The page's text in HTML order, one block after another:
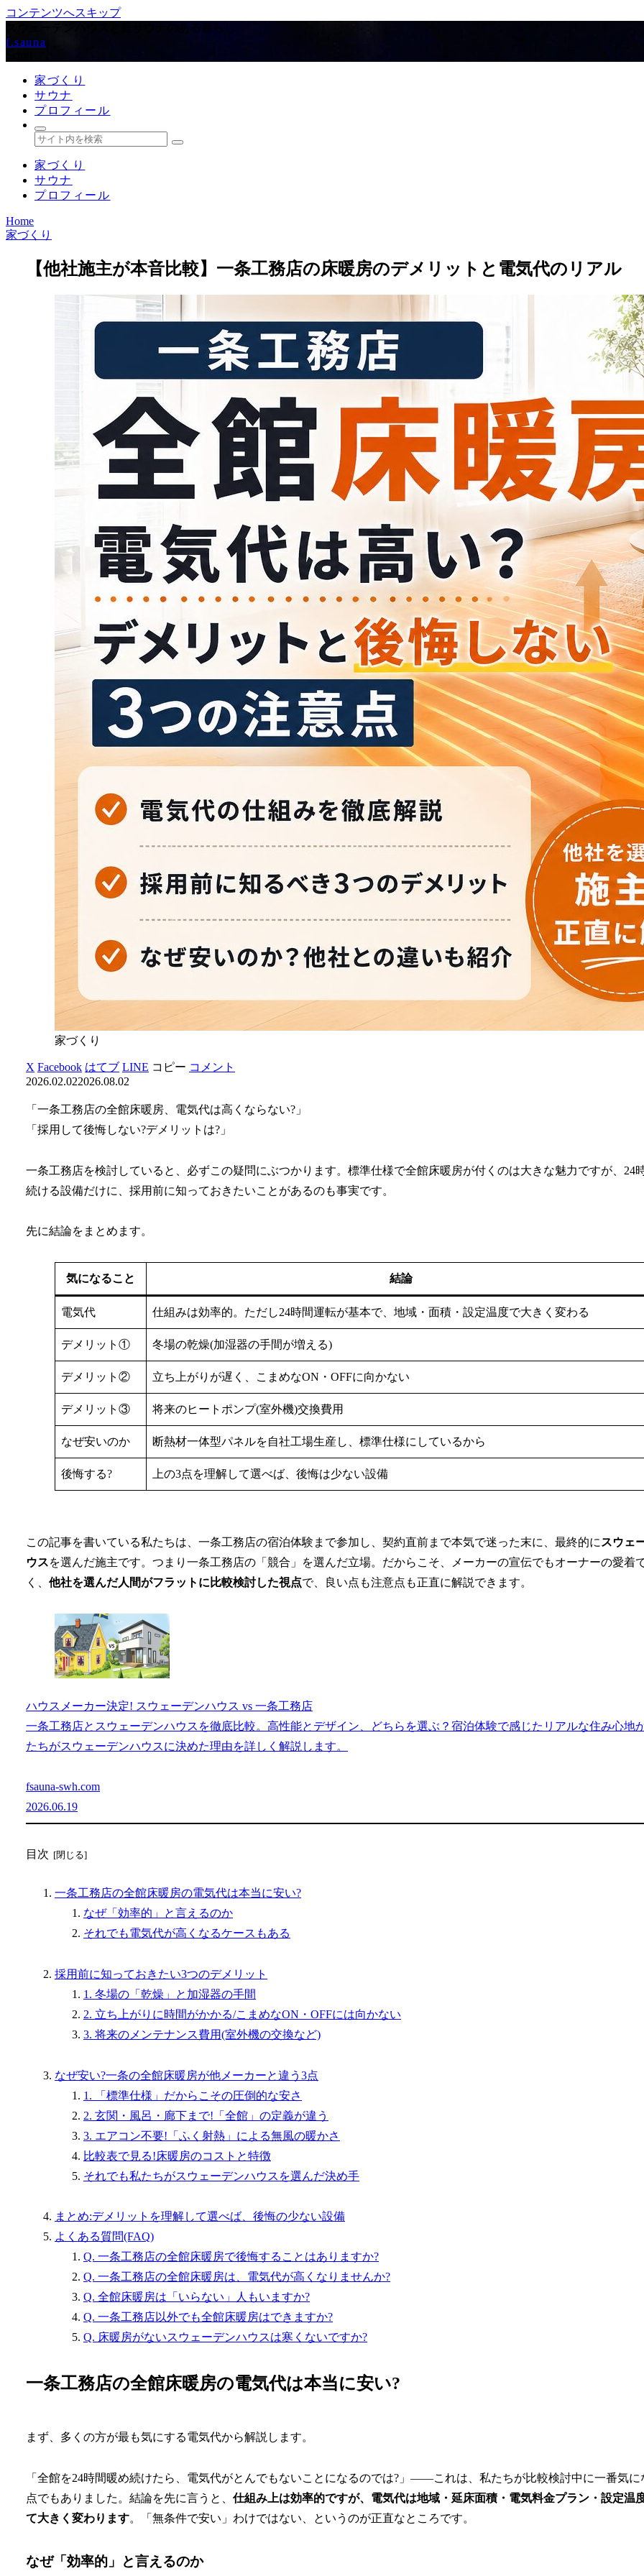
コンテンツへスキップ
スウェーデンハウスと庭サウナのある暮らし
f.sauna
家づくり
サウナ
プロフィール
家づくり
サウナ
プロフィール
Home
家づくり
【他社施主が本音比較】一条工務店の床暖房のデメリットと電気代のリアル
家づくり
X Facebook はてブ LINE コピー コメント
2026.02.022026.08.02
「一条工務店の全館床暖房、電気代は高くならない?」
「採用して後悔しない?デメリットは?」
一条工務店を検討していると、必ずこの疑問にぶつかります。標準仕様で全館床暖房が付くのは大きな魅力ですが、24
続ける設備だけに、採用前に知っておきたいことがあるのも事実です。
先に結論をまとめます。
気になること 結論
電気代 仕組みは効率的。ただし24時間運転が基本で、地域・面積・設定温度で大きく変わる
デメリット① 冬場の乾燥(加湿器の手間が増える)
デメリット② 立ち上がりが遅く、こまめなON・OFFに向かない
デメリット③ 将来のヒートポンプ(室外機)交換費用
なぜ安いのか 断熱材一体型パネルを自社工場生産し、標準仕様にしているから
後悔する? 上の3点を理解して選べば、後悔は少ない設備
この記事を書いている私たちは、一条工務店の宿泊体験まで参加し、契約直前まで本気で迷った末に、最終的に スウェ
ウスを選んだ施主です。つまり一条工務店の「競合」を選んだ立場。だからこそ、メーカーの宣伝でもオーナーの愛着
く、 他社を選んだ人間がフラットに比較検討した視点で、良い点も注意点も正直に解説できます。
ハウスメーカー決定! スウェーデンハウス vs 一条工務店
一条工務店とスウェーデンハウスを徹底比較。高性能とデザイン、どちらを選ぶ？宿泊体験で感じたリアルな住み心地
たちがスウェーデンハウスに決めた理由を詳しく解説します。
fsauna-swh.com
2026.06.19
目次
一条工務店の全館床暖房の電気代は本当に安い?
なぜ「効率的」と言えるのか
それでも電気代が高くなるケースもある
採用前に知っておきたい3つのデメリット
1. 冬場の「乾燥」と加湿器の手間
2. 立ち上がりに時間がかかる/こまめなON・OFFには向かない
3. 将来のメンテナンス費用(室外機の交換など)
なぜ安い?一条の全館床暖房が他メーカーと違う3点
1. 「標準仕様」だからこその圧倒的な安さ
2. 玄関・風呂・廊下まで!「全館」の定義が違う
3. エアコン不要!「ふく射熱」による無風の暖かさ
比較表で見る!床暖房のコストと特徴
それでも私たちがスウェーデンハウスを選んだ決め手
まとめ:デメリットを理解して選べば、後悔の少ない設備
よくある質問(FAQ)
Q. 一条工務店の全館床暖房で後悔することはありますか?
Q. 一条工務店の全館床暖房は、電気代が高くなりませんか?
Q. 全館床暖房は「いらない」人もいますか?
Q. 一条工務店以外でも全館床暖房はできますか?
Q. 床暖房がないスウェーデンハウスは寒くないですか?
一条工務店の全館床暖房の電気代は本当に安い?
まず、多くの方が最も気にする電気代から解説します。
「全館を24時間暖め続けたら、電気代がとんでもないことになるのでは?」——これは、私たちが比較検討中に一番気に
点でもありました。結論を先に言うと、 仕組み上は効率的ですが、電気代は地域・延床面積・電気料金プラン・設定温
て大きく変わります。「無条件で安い」わけではない、というのが正直なところです。
なぜ「効率的」と言えるのか